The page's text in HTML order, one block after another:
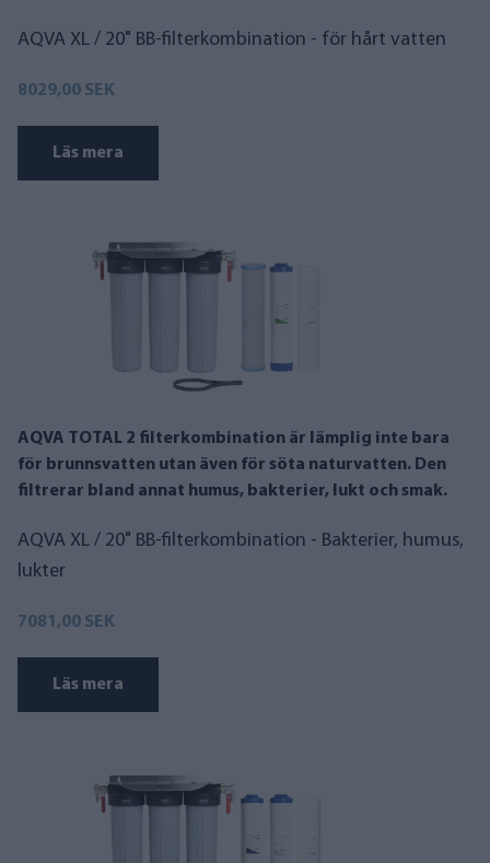
AQVA XL / 20" BB-filterkombination - för hårt vatten
8029,00 SEK
Läs mera
AQVA TOTAL 2 filterkombination är lämplig inte bara
för brunnsvatten utan även för söta naturvatten. Den
filtrerar bland annat humus, bakterier, lukt och smak.
AQVA XL / 20" BB-filterkombination - Bakterier, humus,
lukter
7081,00 SEK
Läs mera